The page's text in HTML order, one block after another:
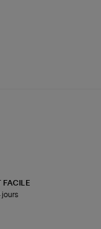
FACILE
jours